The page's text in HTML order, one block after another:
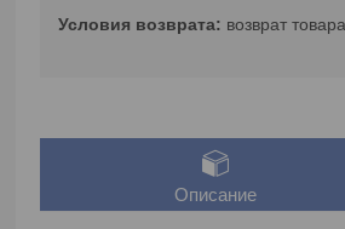
возврат
Описание